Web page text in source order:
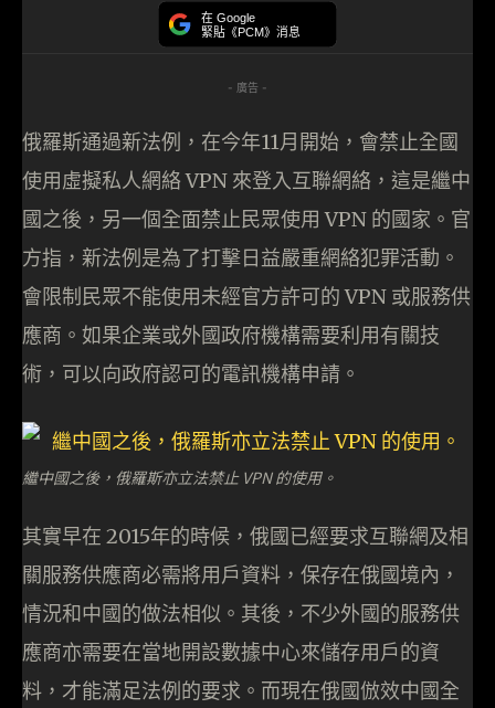
在 Google
緊貼《PCM》消息
- 廣告 -
俄羅斯通過新法例，在今年11月開始，會禁止全國
使用虛擬私人網絡 VPN 來登入互聯網絡，這是繼中
國之後，另一個全面禁止民眾使用 VPN 的國家。官
方指，新法例是為了打擊日益嚴重網絡犯罪活動。
會限制民眾不能使用未經官方許可的 VPN 或服務供
應商。如果企業或外國政府機構需要利用有關技
術，可以向政府認可的電訊機構申請。
繼中國之後，俄羅斯亦立法禁止 VPN 的使用。
其實早在 2015年的時候，俄國已經要求互聯網及相
關服務供應商必需將用戶資料，保存在俄國境內，
情況和中國的做法相似。其後，不少外國的服務供
應商亦需要在當地開設數據中心來儲存用戶的資
料，才能滿足法例的要求。而現在俄國倣效中國全